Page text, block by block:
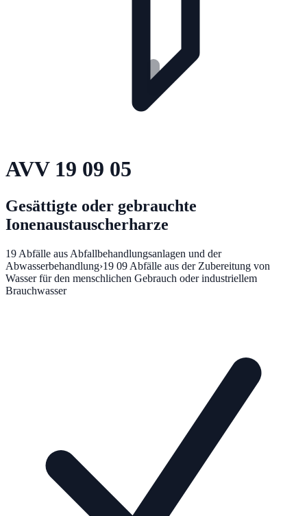
AVV 19 09 05
Gesättigte oder gebrauchte
Ionenaustauscherharze
19 Abfälle aus Abfallbehandlungsanlagen und der
Abwasserbehandlung›19 09 Abfälle aus der Zubereitung von
Wasser für den menschlichen Gebrauch oder industriellem
Brauchwasser